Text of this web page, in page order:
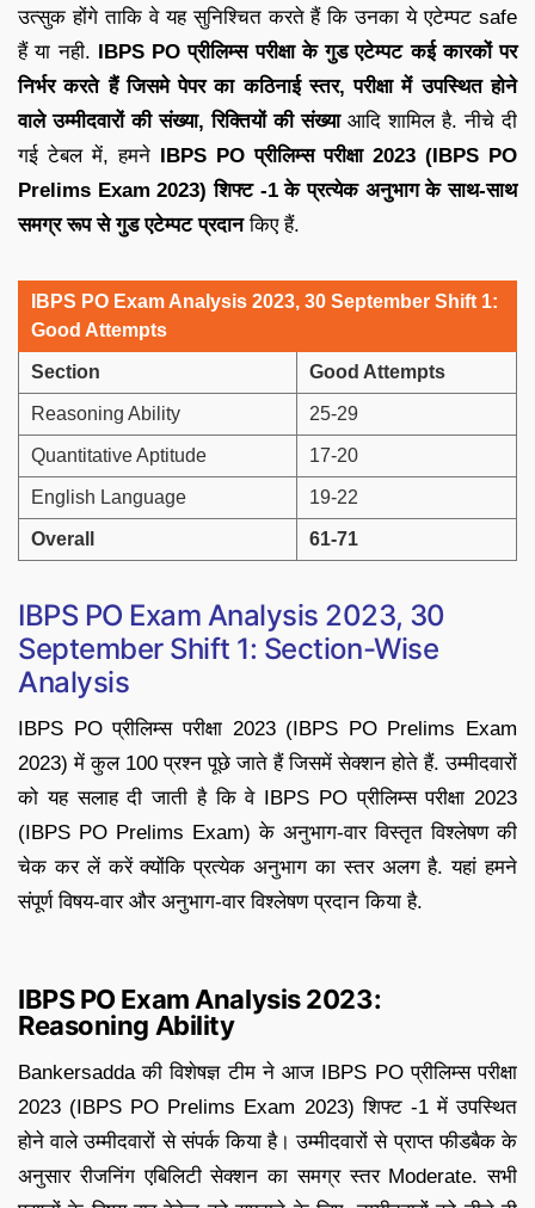
उत्सुक होंगे ताकि वे यह सुनिश्चित करते हैं कि उनका ये एटेम्पट safe
हैं या नही. IBPS PO प्रीलिम्स परीक्षा के गुड एटेम्पट कई कारकों पर
निर्भर करते हैं जिसमे पेपर का कठिनाई स्तर, परीक्षा में उपस्थित होने
वाले उम्मीदवारों की संख्या, रिक्तियों की संख्याआदि शामिल है. नीचे दी
गई टेबल में, हमने IBPS PO प्रीलिम्स परीक्षा 2023 (IBPS PO
Prelims Exam 2023) शिफ्ट -1 के प्रत्येक अनुभाग के साथ-साथ
समग्र रूप से गुड एटेम्पट प्रदानकिए हैं.
IBPS PO Exam Analysis 2023, 30 September Shift 1:
Good Attempts
Section Good Attempts
Reasoning Ability 25-29
Quantitative Aptitude 17-20
English Language 19-22
Overall 61-71
IBPS PO Exam Analysis 2023, 30
September Shift 1: Section-Wise
Analysis
IBPS PO प्रीलिम्स परीक्षा 2023 (IBPS PO Prelims Exam
2023) में कुल 100 प्रश्न पूछे जाते हैं जिसमें सेक्शन होते हैं. उम्मीदवारों
को यह सलाह दी जाती है कि वे IBPS PO प्रीलिम्स परीक्षा 2023
(IBPS PO Prelims Exam) के अनुभाग-वार विस्तृत विश्लेषण की
चेक कर लें करें क्योंकि प्रत्येक अनुभाग का स्तर अलग है. यहां हमने
संपूर्ण विषय-वार और अनुभाग-वार विश्लेषण प्रदान किया है.
IBPS PO Exam Analysis 2023:
Reasoning Ability
Bankersadda की विशेषज्ञ टीम ने आज IBPS PO प्रीलिम्स परीक्षा
2023 (IBPS PO Prelims Exam 2023) शिफ्ट -1 में उपस्थित
होने वाले उम्मीदवारों से संपर्क किया है। उम्मीदवारों से प्राप्त फीडबैक के
अनुसार रीजनिंग एबिलिटी सेक्शन का समग्र स्तर Moderate. सभी